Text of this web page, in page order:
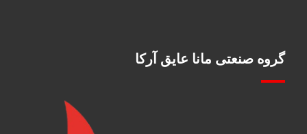
گروه صنعتی مانا عایق آرکا